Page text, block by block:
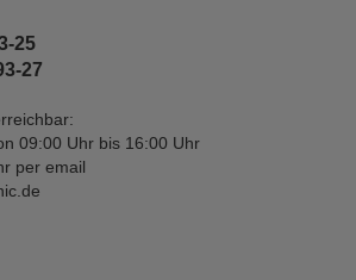
25
27
09:00 Uhr bis 16:00 Uhr
per email